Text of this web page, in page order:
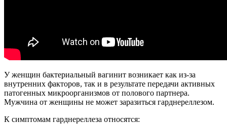
У женщин бактериальный вагинит возникает как из-за
внутренних факторов, так и в результате передачи активных
патогенных микроорганизмов от полового партнера.
Мужчина от женщины не может заразиться гарднереллезом.
К симптомам гарднереллеза относятся: